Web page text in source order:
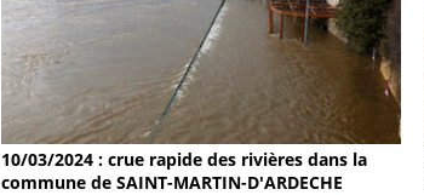
10/03/2024 : crue rapide des rivières dans la
commune de SAINT-MARTIN-D'ARDECHE